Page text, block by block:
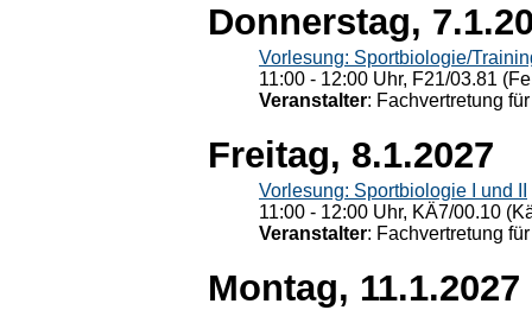
Donnerstag,
Vorlesung: Sportbiologie/
11:00 - 12:00 Uhr, F21/03.81
Veranstalter: Fachvertretung
Freitag, 8.1.2027
Vorlesung: Sportbiologie I und II
11:00 - 12:00 Uhr, KÄ7/00.10
Veranstalter: Fachvertretung
Montag, 11.1.2027